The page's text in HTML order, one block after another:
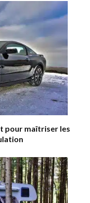
pour maîtriser les